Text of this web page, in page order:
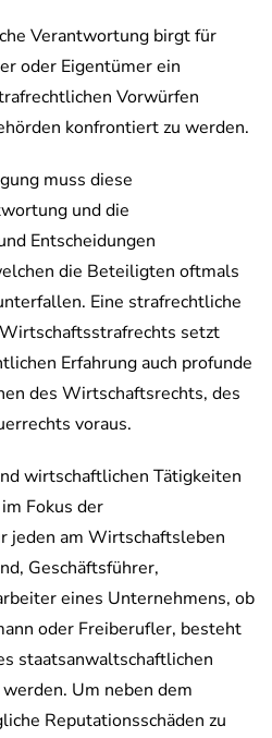
Verantwortung birgt für
oder Eigentümer ein
Vorwürfen
konfrontiert zu werden.
muss diese
und die
Entscheidungen
die Beteiligten oftmals
Eine strafrechtliche
setzt
Erfahrung auch profunde
des Wirtschaftsrechts, des
voraus.
wirtschaftlichen Tätigkeiten
Fokus der
jeden am Wirtschaftsleben
Geschäftsführer,
eines Unternehmens, ob
oder Freiberufler, besteht
staatsanwaltschaftlichen
Um neben dem
Reputationsschäden zu